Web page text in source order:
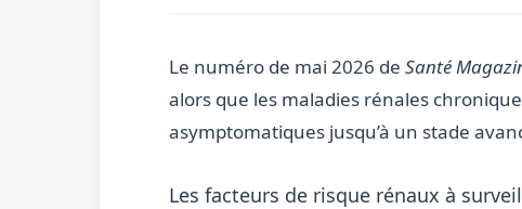
Le numéro de mai 2026 de Santé
alors que les maladies rénales
asymptomatiques jusqu’à un stade
Les facteurs de risque rénaux à